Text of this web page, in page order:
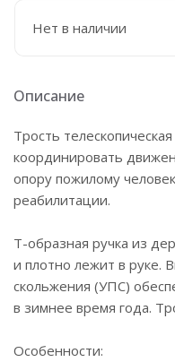
Нет в наличии
Описание
Трость
координировать
опору пожилому
реабилитации.
Т-образная ручка из
и плотно лежит в руке.
скольжения (УПС)
в зимнее время года.
Особенности: